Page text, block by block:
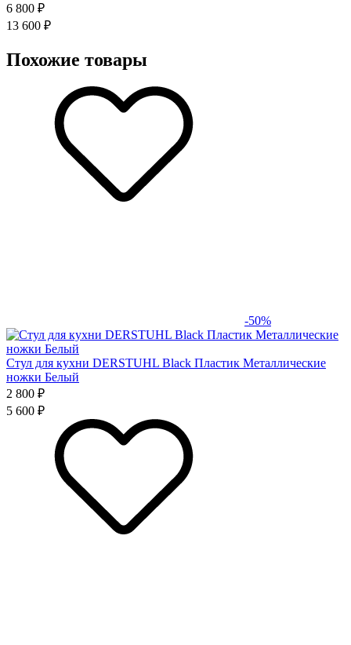
6 800 ₽
13 600 ₽
Похожие товары
-50%
Стул для кухни DERSTUHL Black Пластик Металлические
ножки Белый
2 800 ₽
5 600 ₽